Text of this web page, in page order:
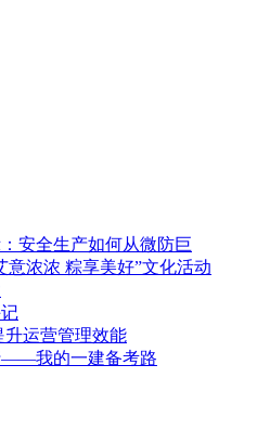
安全生产如何从微防巨
浓浓 粽享美好”文化活动
升运营管理效能
——我的一建备考路